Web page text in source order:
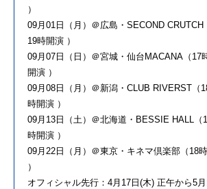
）
09月01日（月）＠広島・SECOND
19時開演 ）
09月07日（日）＠宮城・仙台MACANA（17
開演 ）
09月08日（月）＠新潟・CLUB RIVERST（
時開演 ）
09月13日（土）＠北海道・BESSIE HALL（
時開演 ）
09月22日（月）＠東京・キネマ倶楽部（18
）
オフィシャル先行：4月17日(木) 正午から5